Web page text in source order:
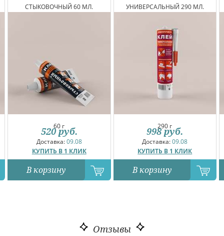
СТЫКОВОЧНЫЙ 60 МЛ.
60 г
Доставка:09.08
КУПИТЬ В 1 КЛИК
520 руб.
В корзину
УНИВЕРСАЛЬНЫЙ 290 МЛ.
290 г
Доставка:09.08
КУПИТЬ В 1 КЛИК
998 руб.
В корзину
Отзывы